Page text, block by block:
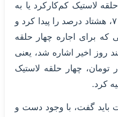
لاستیک کم‌کارکرد یا به
اصطلاح دارای آج بالای ۷۰، هشتاد درصد را پیدا کرد و
که برای اجاره چهار حلقه
روز اخیر اشاره شد، یعنی
تومان، چهار حلقه لاستیک
کرد.
باید گفت، با وجود دست و